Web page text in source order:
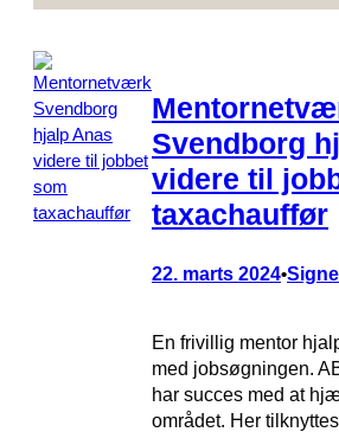
Svendborg
videre til
taxachauffør
22. marts 2024•
En frivillig mentor
med jobsøgningen.
har succes med at
området. Her